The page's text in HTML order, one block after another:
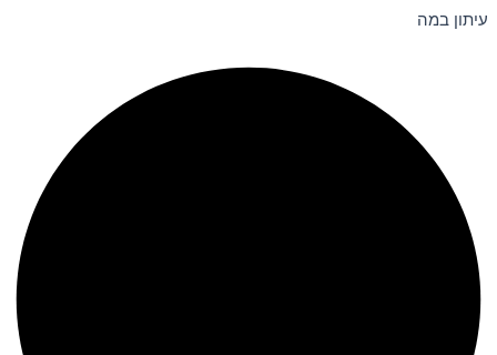
עיתון במה